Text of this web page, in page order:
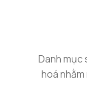
Danh mục
hoá